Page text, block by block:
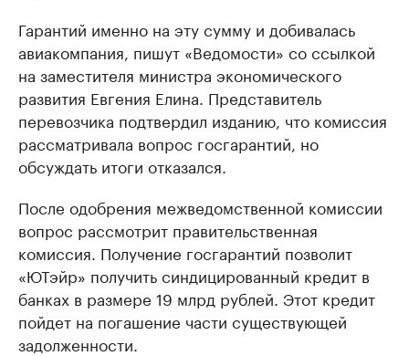
Гарантий именно на эту сумму и добивалась
авиакомпания, пишут «Ведомости» со ссылкой
на заместителя министра экономического
развития Евгения Елина. Представитель
перевозчика подтвердил изданию, что комиссия
рассматривала вопрос госгарантий, но
обсуждать итоги отказался.
После одобрения межведомственной комиссии
вопрос рассмотрит правительственная
комиссия. Получение госгарантий позволит
«ЮТэйр» получить синдицированный кредит в
банках в размере 19 млрд рублей. Этот кредит
пойдет на погашение части существующей
задолженности.